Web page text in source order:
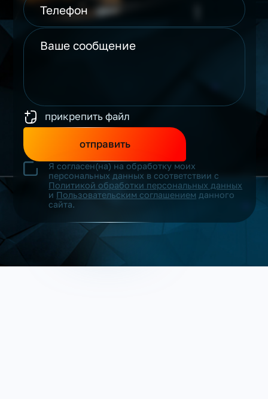
прикрепить файл
отправить
Я согласен(на) на обработку моих
персональных данных в соответствии с
Политикой обработки персональных данных
и Пользовательским соглашением данного
сайта.